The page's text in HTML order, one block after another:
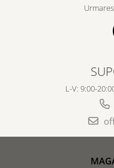
L-V: 9:00-